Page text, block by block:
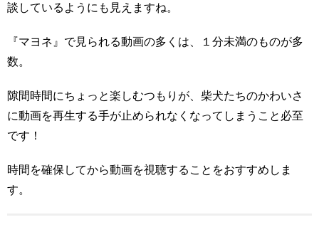
談しているようにも見えますね。
『マヨネ』で見られる動画の多くは、１分未満のものが多
数。
隙間時間にちょっと楽しむつもりが、柴犬たちのかわいさ
に動画を再生する手が止められなくなってしまうこと必至
です！
時間を確保してから動画を視聴することをおすすめしま
す。